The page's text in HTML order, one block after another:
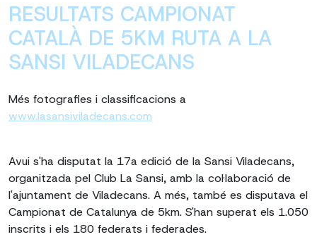
RESULTATS CAMPIONAT
CATALÀ DE 5KM RUTA A LA
SANSI VILADECANS
Més fotografies i classificacions a
www.lasansiviladecans.com
Avui s'ha disputat la 17a edició de la Sansi Viladecans,
organitzada pel Club La Sansi, amb la col·laboració de
l'ajuntament de Viladecans. A més, també es disputava el
Campionat de Catalunya de 5km. S'han superat els 1.050
inscrits i els 180 federats i federades.